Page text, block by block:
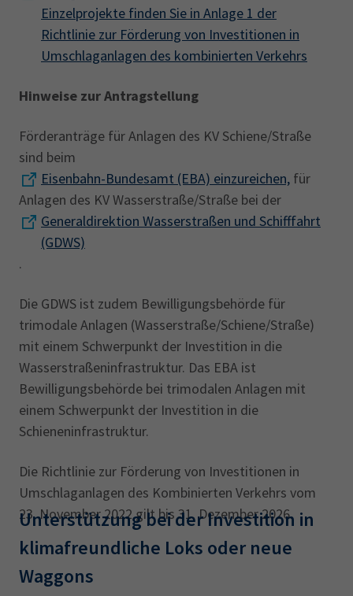
Einzelprojekte finden Sie in Anlage 1 der
Richtlinie zur Förderung von Investitionen in
Umschlaganlagen des kombinierten Verkehrs
Hinweise zur Antragstellung
Förderanträge für Anlagen des KV Schiene/Straße
sind beim
Eisenbahn-Bundesamt (EBA) einzureichen, für
Anlagen des KV Wasserstraße/Straße bei der
Generaldirektion Wasserstraßen und Schifffahrt
(GDWS)
.
Die GDWS ist zudem Bewilligungsbehörde für
trimodale Anlagen (Wasserstraße/Schiene/Straße)
mit einem Schwerpunkt der Investition in die
Wasserstraßeninfrastruktur. Das EBA ist
Bewilligungsbehörde bei trimodalen Anlagen mit
einem Schwerpunkt der Investition in die
Schieneninfrastruktur.
Die Richtlinie zur Förderung von Investitionen in
Umschlaganlagen des Kombinierten Verkehrs vom
23. November 2022 gilt bis 31. Dezember 2026.
Unterstützung bei der Investition in
klimafreundliche Loks oder neue
Waggons